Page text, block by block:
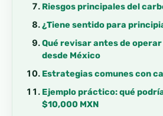
Riesgos principales del
¿Tiene sentido para
Qué revisar antes de
desde México
Estrategias comunes con
Ejemplo práctico: qué
$10,000 MXN